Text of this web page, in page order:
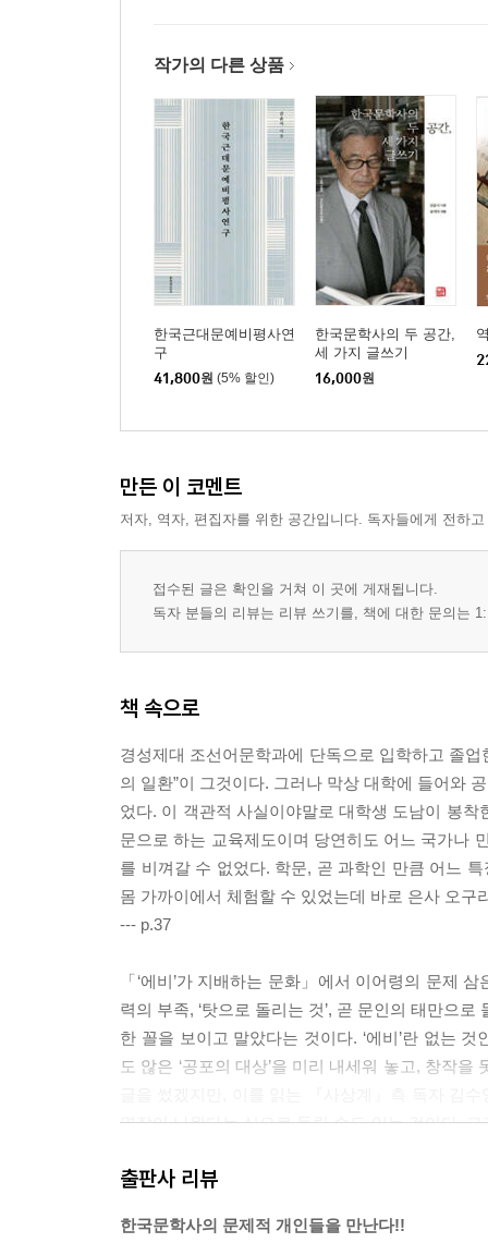
독백으로서의 고백체 | 대담으로서의 고백체 | 이
6장 _ 밴쿠버 어떤 동굴에 비친 물빛 무늬 : 이문구
제2회 김동리문학상 시상식 장면 | 교주 김동리
(獨覺) | 키 큰 비평가의 개입과 『칠조어론』 | 전(
과정 | 밴쿠버 책장수 파크 씨의 화려한 귀향 |
‘물빛 무늬’
7장 _ 인간성의 두 유형, ‘논리’와 ‘해석’ : 결론을
작가의 다른 상품
한국근대문예비평사연
구
41,800원 (5% 할인)
한국문학사의 두 공간,
세 가지 글쓰기
16,000원
만든 이 코멘트
저자, 역자, 편집자를 위한 공간입니다. 독자들에게 전하
접수된 글은 확인을 거쳐 이 곳에 게재됩니다.
독자 분들의 리뷰는 리뷰 쓰기를, 책에 대한 문의는
책 속으로
경성제대 조선어문학과에 단독으로 입학하고 졸
의 일환”이 그것이다. 그러나 막상 대학에 들어와
었다. 이 객관적 사실이야말로 대학생 도남이 봉
문으로 하는 교육제도이며 당연히도 어느 국가나
를 비껴갈 수 없었다. 학문, 곧 과학인 만큼 어느
몸 가까이에서 체험할 수 있었는데 바로 은사 오구
--- p.37
「‘에비’가 지배하는 문화」에서 이어령의 문제
력의 부족, ‘탓으로 돌리는 것’, 곧 문인의 태만으
한 꼴을 보이고 말았다는 것이다. ‘에비’란 없는
도 않은 ‘공포의 대상’을 미리 내세워 놓고, 창작
명작이 나왔다는 식으로 들릴 수도 있는 것이다.
하기 어려웠다.
출판사 리뷰
한국문학사의 문제적 개인들을 만난다!!